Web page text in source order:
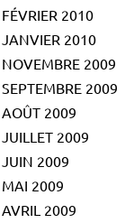
FÉVRIER 2010
JANVIER 2010
NOVEMBRE 2009
SEPTEMBRE 2009
AOÛT 2009
JUILLET 2009
JUIN 2009
MAI 2009
AVRIL 2009